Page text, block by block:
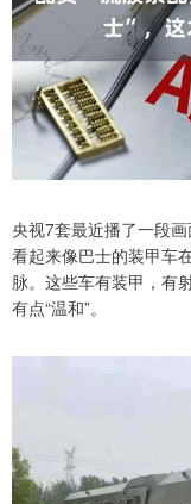
央视7套最近播了一段
看起来像巴士的装甲车
脉。这些车有装甲，有
有点“温和”。